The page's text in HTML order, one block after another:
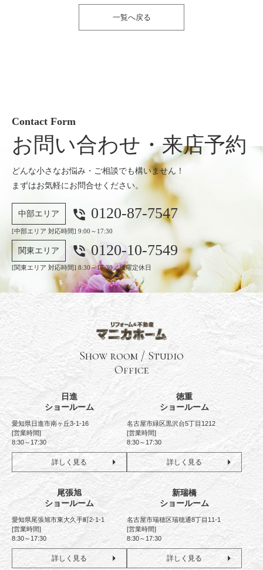
一覧へ戻る
Contact Form
お問い合わせ・来店予約
どんな小さなお悩み・ご相談でも構いません！
まずはお気軽にお問合せください。
中部エリア phone_in_talk 0120-87-7547
[中部エリア 対応時間] 9:00～17:30
関東エリア phone_in_talk 0120-10-7549
[関東エリア 対応時間] 8:30～17:30／日曜定休日
Show room / Studio
Office
日進
ショールーム
愛知県日進市南ヶ丘3-1-16
[営業時間]
8:30～17:30
詳しく見る
徳重
ショールーム
名古屋市緑区黒沢台5丁目1212
[営業時間]
8:30～17:30
詳しく見る
尾張旭
ショールーム
愛知県尾張旭市東大久手町2-1-1
[営業時間]
8:30～17:30
詳しく見る
新瑞橋
ショールーム
名古屋市瑞穂区瑞穂通8丁目11-1
[営業時間]
8:30～17:30
詳しく見る